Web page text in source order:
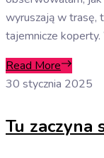
wyruszają w trasę,
tajemnicze koperty.
Read More
30 stycznia 2025
Tu zaczyna